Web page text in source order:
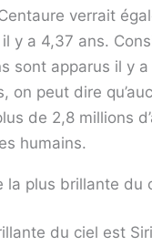
verrait
il y a 4,37 ans.
sont apparus il y
on peut dire
de 2,8 millions
humains.
la plus brillante du
du ciel est